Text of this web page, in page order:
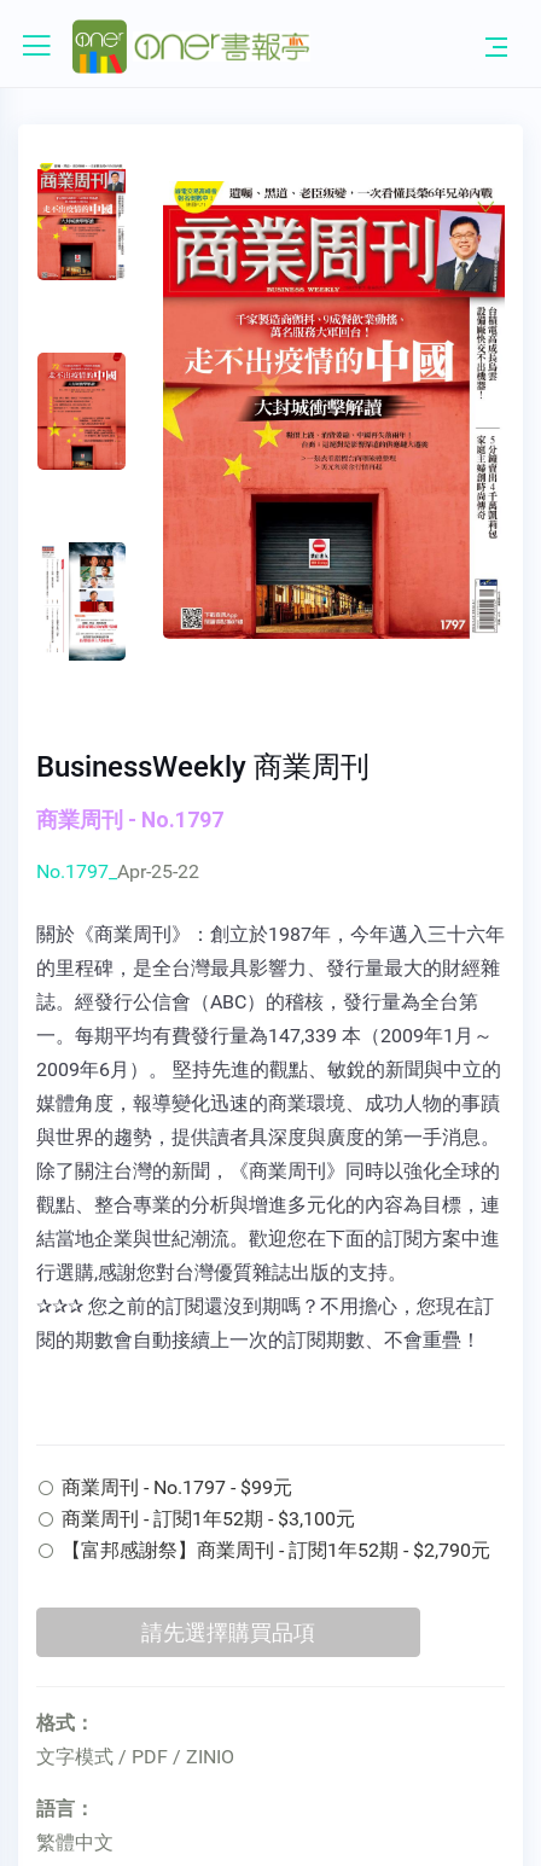
BusinessWeekly 商業周刊
商業周刊 - No.1797
No.1797_ Apr-25-22
關於《商業周刊》：創立於1987年，今年邁入三十六年
的里程碑，是全台灣最具影響力、發行量最大的財經雜
誌。經發行公信會（ABC）的稽核，發行量為全台第
一。每期平均有費發行量為147,339 本（2009年1月～
2009年6月）。 堅持先進的觀點、敏銳的新聞與中立的
媒體角度，報導變化迅速的商業環境、成功人物的事蹟
與世界的趨勢，提供讀者具深度與廣度的第一手消息。
除了關注台灣的新聞，《商業周刊》同時以強化全球的
觀點、整合專業的分析與增進多元化的內容為目標，連
結當地企業與世紀潮流。歡迎您在下面的訂閱方案中進
行選購,感謝您對台灣優質雜誌出版的支持。
✰✰✰ 您之前的訂閱還沒到期嗎？不用擔心，您現在訂
閱的期數會自動接續上一次的訂閱期數、不會重疊！
商業周刊 - No.1797 - $99元
商業周刊 - 訂閱1年52期 - $3,100元
【富邦感謝祭】商業周刊 - 訂閱1年52期 - $2,790元
格式：
文字模式 / PDF / ZINIO
語言：
繁體中文